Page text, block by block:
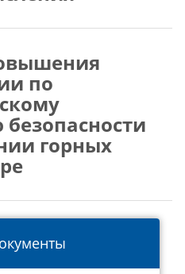
по
горных